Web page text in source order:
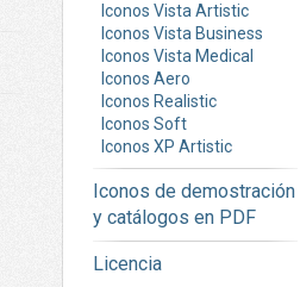
Iconos Vista Artistic
Iconos Vista Business
Iconos Vista Medical
Iconos Aero
Iconos Realistic
Iconos Soft
Iconos XP Artistic
Iconos de demostración
y catálogos en PDF
Licencia